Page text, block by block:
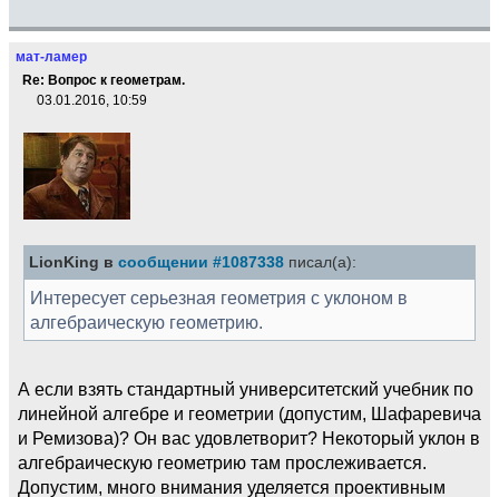
мат-ламер
Re: Вопрос к геометрам.
03.01.2016, 10:59
LionKing в сообщении #1087338 писал(а):
Интересует серьезная геометрия с уклоном в
алгебраическую геометрию.
А если взять стандартный университетский учебник по
линейной алгебре и геометрии (допустим, Шафаревича
и Ремизова)? Он вас удовлетворит? Некоторый уклон в
алгебраическую геометрию там прослеживается.
Допустим, много внимания уделяется проективным